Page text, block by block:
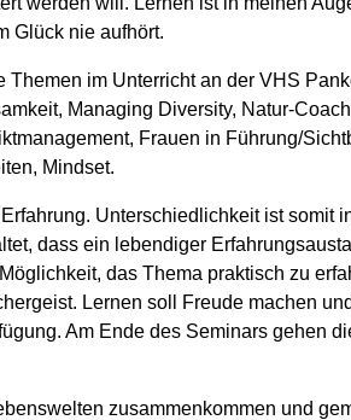
Glück nie aufhört.
Themen im Unterricht an der VHS
Managing Diversity, Natur-
Frauen in Führung/
Mindset.
Unterschiedlichkeit ist somit
dass ein lebendiger
das Thema praktisch zu
Lernen soll Freude machen
Am Ende des Seminars gehen
zusammenkommen und